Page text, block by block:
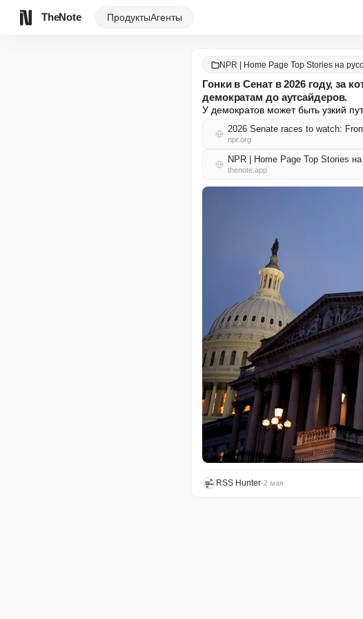
TheNote ПродуктыАгенты
NPR | Home Page Top Stories на
Гонки в Сенат в 2026 году, за
демократам до аутсайдеров.
У демократов может быть узкий
2026 Senate races to watch:
npr.org
NPR | Home Page Top Stories
thenote.app
RSS Hunter•2 мая